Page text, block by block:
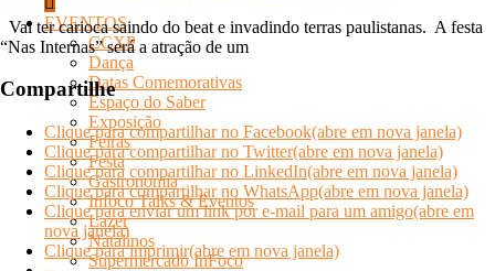
EVENTOS
CCXP
Dança
Datas Comemorativas
Espaço do Saber
Exposição
Feiras
Festa
Gastronomia
Infoco Talks & Eventos
Lazer
Natalinos
Supermercado InFoco
Vai ter carioca saindo do beat e invadindo terras paulistanas. A festa
“Nas Internas” será a atração de um
Compartilhe
Clique para compartilhar no Facebook(abre em nova janela)
Clique para compartilhar no Twitter(abre em nova janela)
Clique para compartilhar no LinkedIn(abre em nova janela)
Clique para compartilhar no WhatsApp(abre em nova janela)
Clique para enviar um link por e-mail para um amigo(abre em
nova janela)
Clique para imprimir(abre em nova janela)